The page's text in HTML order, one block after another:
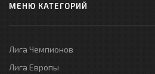
МЕНЮ КАТЕГОРИЙ
Лига Чемпионов
Лига Европы